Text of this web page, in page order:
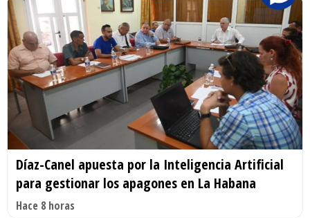
Díaz-Canel apuesta por la Inteligencia Artificial
para gestionar los apagones en La Habana
Hace 8 horas